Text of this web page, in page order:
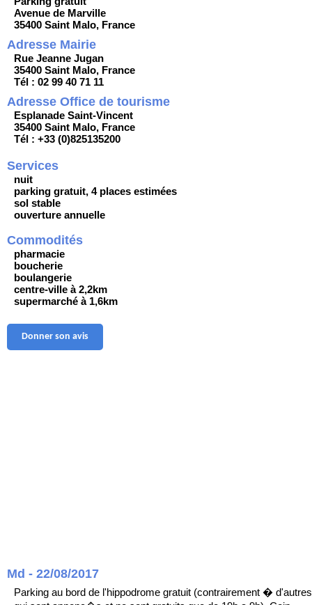
Avenue de Marville
35400 Saint Malo, France
Adresse Mairie
Rue Jeanne Jugan
35400 Saint Malo, France
Tél : 02 99 40 71 11
Adresse Office de tourisme
Esplanade Saint-Vincent
35400 Saint Malo, France
Tél : +33 (0)825135200
Services
nuit
parking gratuit, 4 places estimées
sol stable
ouverture annuelle
Commodités
pharmacie
boucherie
boulangerie
centre-ville à 2,2km
supermarché à 1,6km
Donner son avis
Md - 22/08/2017
Parking au bord de l'hippodrome gratuit (contrairement � d'autres